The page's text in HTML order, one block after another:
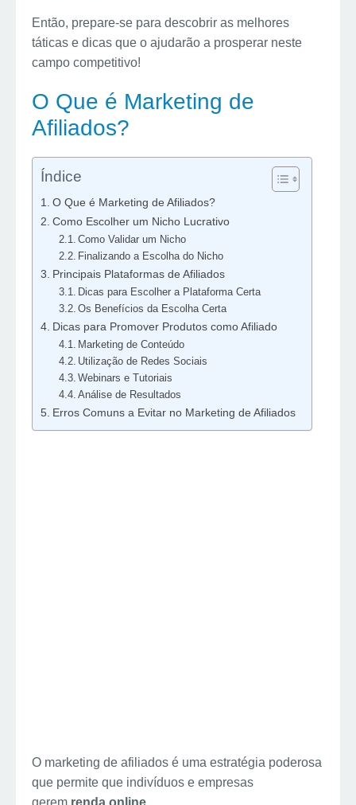
Então, prepare-se para descobrir as melhores
táticas e dicas que o ajudarão a prosperar neste
campo competitivo!
O Que é Marketing de
Afiliados?
Índice
O Que é Marketing de Afiliados?
Como Escolher um Nicho Lucrativo
Como Validar um Nicho
Finalizando a Escolha do Nicho
Principais Plataformas de Afiliados
Dicas para Escolher a Plataforma Certa
Os Benefícios da Escolha Certa
Dicas para Promover Produtos como Afiliado
Marketing de Conteúdo
Utilização de Redes Sociais
Webinars e Tutoriais
Análise de Resultados
Erros Comuns a Evitar no Marketing de Afiliados
O marketing de afiliados é uma estratégia poderosa
que permite que indivíduos e empresas
gerem renda online